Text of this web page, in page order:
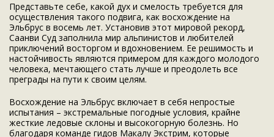
Представьте себе, какой дух и смелость требуется для
осуществления такого подвига, как восхождение на
Эльбрус в восемь лет. Установив этот мировой рекорд,
Саанви Суд заполнила мир альпинистов и любителей
приключений восторгом и вдохновением. Ее решимость и
настойчивость являются примером для каждого молодого
человека, мечтающего стать лучше и преодолеть все
преграды на пути к своим целям.
Восхождение на Эльбрус включает в себя непростые
испытания – экстремальные погодные условия, крайне
жесткие ледовые склоны и высокогорную болезнь. Но
благодаря команде гидов Макалу Экстрим, которые